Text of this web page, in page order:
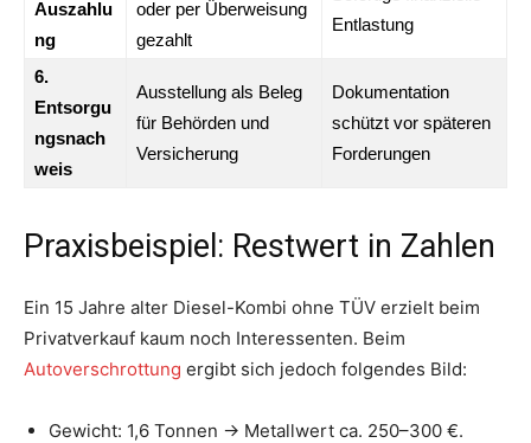
Auszahlu
ng
oder per Überweisung
gezahlt
Entlastung
6.
Entsorgu
ngsnach
weis
Ausstellung als Beleg
für Behörden und
Versicherung
Dokumentation
schützt vor späteren
Forderungen
Praxisbeispiel: Restwert in Zahlen
Ein 15 Jahre alter Diesel-Kombi ohne TÜV erzielt beim
Privatverkauf kaum noch Interessenten. Beim
Autoverschrottung ergibt sich jedoch folgendes Bild:
Gewicht: 1,6 Tonnen → Metallwert ca. 250–300 €.